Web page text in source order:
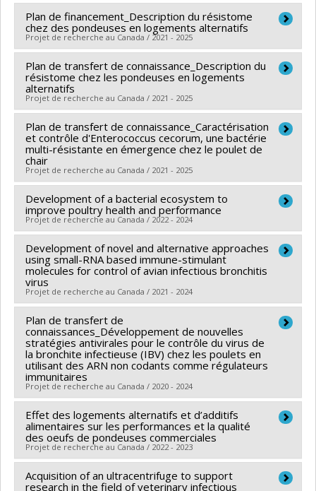
,
Duchaine ,Steve Charette,Mircea A. Mateescu
Steve Bourgault ,Jennifer Ronholm
Martin Olivier,Michel Frenette,Jean-Philippe
Rocheleau ,Marie-Pierre Létourneau-Montminy
Sébastien Fournel,Maurice Doyon
Paul Thomassin,Linda Saucier,Vincent Burrus,
Jonathan Perreault, Marie-Joelle Brassard,Jamie
Dallaire,Charles Gauthier,Antony Vincent,Paul
George ,Laurent Chatel-Chaix,Marie-Hélène
Deschamps,Jacopo Profili
Funding sources:IRSST/Institut de recherche Robert-
Sauvé en santé et en sécurité du travail
Grant programs:PVXXXXXX-Programme de recherche
Lead researcher : Martine Boulianne
Funding sources:MAPAQ/Ministère de l'Agriculture,
des Pêcheries et de l'Alimentation
Grant programs:
Plan de financement_Description du résistome
chez des pondeuses en logements alternatifs
Projet de recherche au Canada / 2021 - 2025
Lead researcher : Martine Boulianne
Co-researchers : Abdoulaye Banire Diallo
Funding sources:MAPAQ/Ministère de l'Agriculture,
des Pêcheries et de l'Alimentation
Grant programs:
Plan de transfert de connaissance_Description du
résistome chez les pondeuses en logements
alternatifs
Projet de recherche au Canada / 2021 - 2025
Lead researcher : Martine Boulianne
Co-researchers : Abdoulaye Banire Diallo
Funding sources:
des Pêcheries et de l'Alimentation
Grant programs:
Plan de transfert de connaissance_Caractérisation
et contrôle d'Enterococcus cecorum, une bactérie
multi-résistante en émergence chez le poulet de
chair
Projet de recherche au Canada / 2021 - 2025
Lead researcher : Martine Boulianne
Funding sources:MAPAQ/Ministère de l'Agriculture,
des Pêcheries et de l'Alimentation
Grant programs:
Development of a bacterial ecosystem to
improve poultry health and performance
Projet de recherche au Canada / 2022 - 2024
Funding sources:Conseil De Recherche Avicoles Du
Canada
Grant programs:
Development of novel and alternative approaches
using small-RNA based immune-stimulant
molecules for control of avian infectious bronchitis
virus
Projet de recherche au Canada / 2021 - 2024
Lead researcher : Neda Barjesteh
Co-researchers : Martine Boulianne,Carl A. Gagnon
Faizal Careem
Funding sources:Les Producteurs d’œufs du Canada
Grant programs:
Plan de transfert de
connaissances_Développement de nouvelles
stratégies antivirales pour le contrôle du virus de
la bronchite infectieuse (IBV) chez les poulets en
utilisant des ARN non codants comme régulateurs
immunitaires
Projet de recherche au Canada / 2020 - 2024
Lead researcher : Neda Barjesteh,Carl A. Gagnon
Co-researchers : Martine Boulianne
Funding sources:MAPAQ/Ministère de l'Agriculture,
des Pêcheries et de l'Alimentation
Grant programs:
Effet des logements alternatifs et d’additifs
alimentaires sur les performances et la qualité
des oeufs de pondeuses commerciales
Projet de recherche au Canada / 2022 - 2023
Lead researcher : Martine Boulianne
Acquisition of an ultracentrifuge to support
research in the field of veterinary infectious